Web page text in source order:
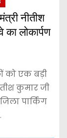
नीतीश
लोकार्पण
को एक बड़ी
कुमार जी
पार्किंग